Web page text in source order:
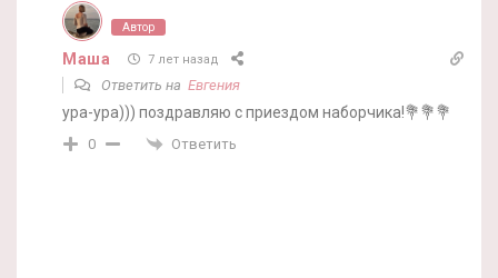
Автор
Маша 7 лет назад
Ответить на Евгения
ура-ура))) поздравляю с приездом наборчика!💐💐💐
0 Ответить